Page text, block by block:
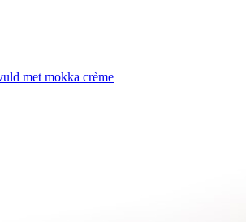
met mokka crème